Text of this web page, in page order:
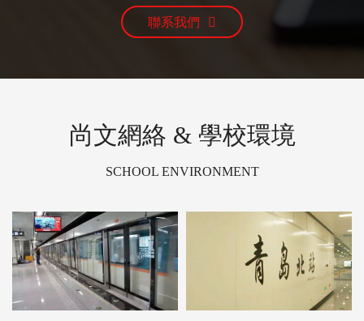
聯系我們
尚文網絡 & 學校環境
SCHOOL ENVIRONMENT